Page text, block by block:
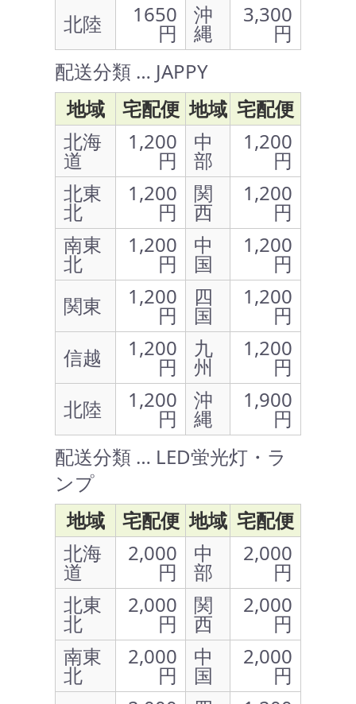
北陸
1650
円
沖
縄
3,300
円
配送分類 … JAPPY
地域
宅配便 地域 宅配便
北海
道
1,200
円
中
部
1,200
円
北東
北
1,200
円
関
西
1,200
円
南東
北
1,200
円
中
国
1,200
円
関東
1,200
円
四
国
1,200
円
信越
1,200
円
九
州
1,200
円
北陸
1,200
円
沖
縄
1,900
円
配送分類 … LED蛍光灯・ラ
ンプ
地域
宅配便 地域 宅配便
北海
道
2,000
円
中
部
2,000
円
北東
北
2,000
円
関
西
2,000
円
南東
北
2,000
円
中
国
2,000
円